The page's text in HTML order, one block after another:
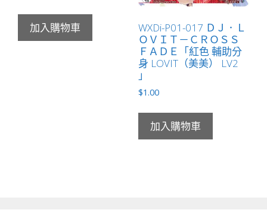
加入購物車
WXDi-P01-017 ＤＪ．Ｌ
ＯＶＩＴ－ＣＲＯＳＳ
ＦＡＤＥ「紅色 輔助分
身 LOVIT（美美） LV2
」
$1.00
加入購物車